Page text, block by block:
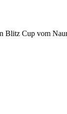
Blitz Cup vom